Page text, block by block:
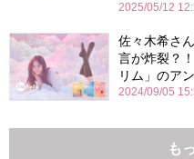
2025/05/12
佐々木希さ
言が炸裂？
リム」のア
2024/09/05
も